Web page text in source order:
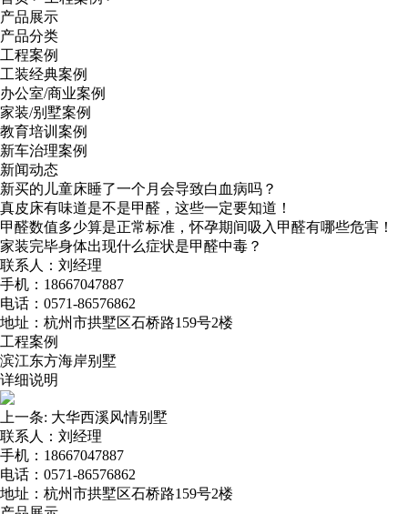
产品展示
产品分类
工程案例
工装经典案例
办公室/商业案例
家装/别墅案例
教育培训案例
新车治理案例
新闻动态
新买的儿童床睡了一个月会导致白血病吗？
真皮床有味道是不是甲醛，这些一定要知道！
甲醛数值多少算是正常标准，怀孕期间吸入甲醛有哪些危害！
家装完毕身体出现什么症状是甲醛中毒？
联系人：刘经理
手机：18667047887
电话：0571-86576862
地址：杭州市拱墅区石桥路159号2楼
工程案例
滨江东方海岸别墅
详细说明
上一条: 大华西溪风情别墅
联系人：刘经理
手机：18667047887
电话：0571-86576862
地址：杭州市拱墅区石桥路159号2楼